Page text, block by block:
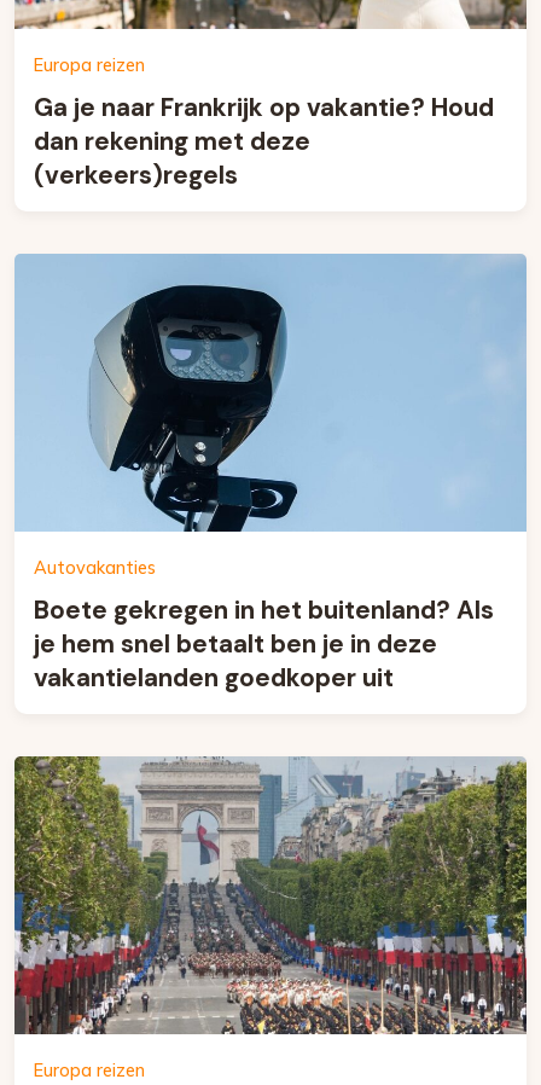
Europa reizen
Ga je naar Frankrijk op vakantie? Houd
dan rekening met deze
(verkeers)regels
Autovakanties
Boete gekregen in het buitenland? Als
je hem snel betaalt ben je in deze
vakantielanden goedkoper uit
Europa reizen